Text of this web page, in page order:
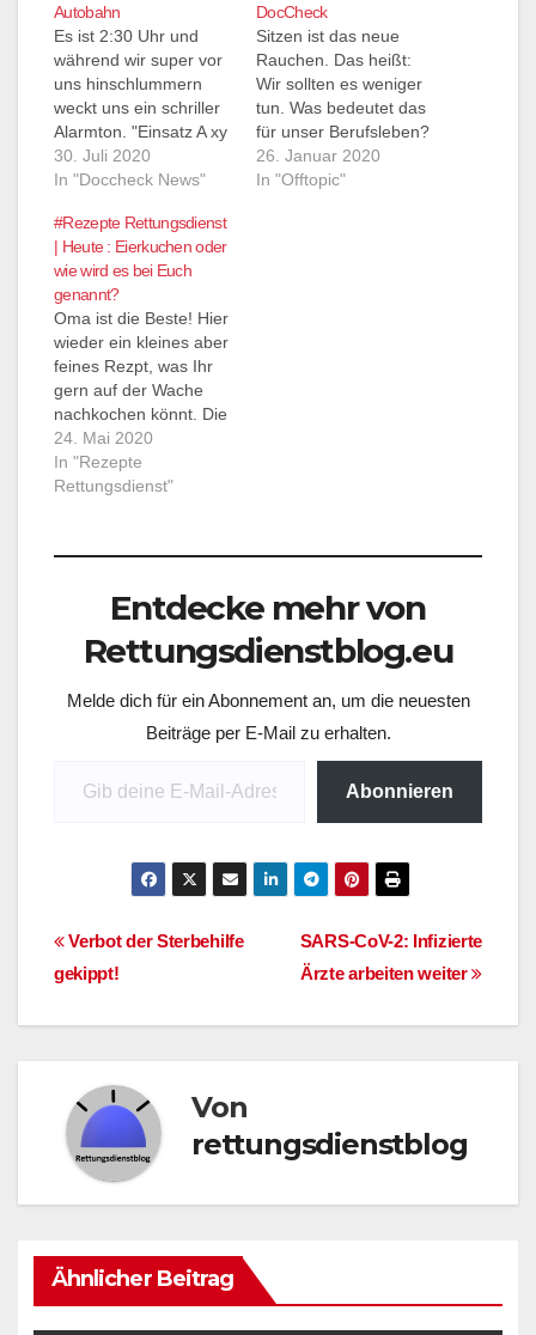
Autobahn
Es ist 2:30 Uhr und
während wir super vor
uns hinschlummern
weckt uns ein schriller
Alarmton. "Einsatz A xy
mehrere Verletzte"
NEF kommt mit. Also
die Klamotten nochmal
kurz durchs Haar
gestrichen :) und ab ins
Auto. Ich verschlafen
der Kollege
verschlafen, wir sahen
echt gut…
30. Juli 2020
In "Doccheck News"
DocCheck
Sitzen ist das neue
Rauchen. Das heißt:
Wir sollten es weniger
tun. Was bedeutet das
für unser Berufsleben?
Mittlerweile ist es eine
Volksweisheit, die sich
26. Januar 2020
In "Offtopic"
#Rezepte Rettungsdienst
| Heute : Eierkuchen oder
wie wird es bei Euch
genannt?
Oma ist die Beste! Hier
wieder ein kleines aber
feines Rezpt, was Ihr
gern auf der Wache
nachkochen könnt. Die
anderen werden es
lieben!
24. Mai 2020
In "Rezepte
Rettungsdienst"
Entdecke mehr von
Rettungsdienstblog.eu
Melde dich für ein Abonnement an, um die neuesten
Beiträge per E-Mail zu erhalten.
Abonnieren
Beitragsnavigation
SARS-CoV-2: Infizierte
Ärzte arbeiten weiter
Verbot der Sterbehilfe
gekippt!
Von
rettungsdienstblog
Ähnlicher Beitrag